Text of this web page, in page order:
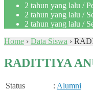
2 tahun yang lalu /
2 tahun yang lalu /
2 tahun yang lalu /
Home › Data Siswa ›
RADITTIYA
Status : Alumni